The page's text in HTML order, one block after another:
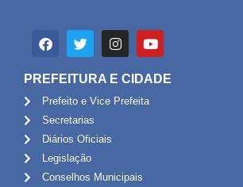
PREFEITURA E CIDADE
Prefeito e Vice Prefeita
Secretarias
Diários Oficiais
Legislação
Conselhos Municipais